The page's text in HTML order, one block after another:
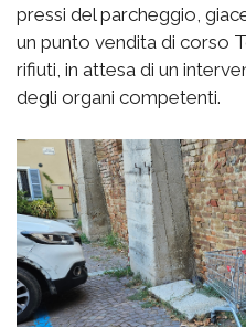
pressi del parcheggio,
un punto vendita di corso
rifiuti, in attesa di un
degli organi competenti.